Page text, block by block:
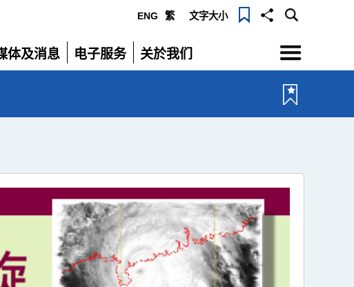
ENG 繁 文字大小
体及消息
电子服务
展
关於我们
展
选
单